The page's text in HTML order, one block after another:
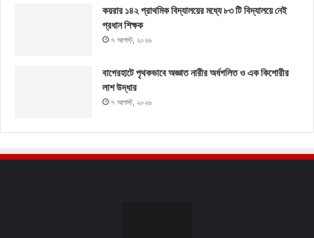
কয়রার ১৪২ প্রাথমিক বিদ্যালয়ের মধ্যে ৮৩ টি বিদ্যালয়ে নেই
প্রধান শিক্ষক
৭ আগস্ট, ২০২৬
বাগেরহাটে পৃথকভাবে অজ্ঞাত নারীর অর্ধগলিত ও এক কিশোরীর
লাশ উদ্ধার
৭ আগস্ট, ২০২৬